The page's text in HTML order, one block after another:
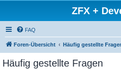
ZFX +
FAQ
Foren-Übersicht Häufig gestellte
Häufig gestellte Fragen